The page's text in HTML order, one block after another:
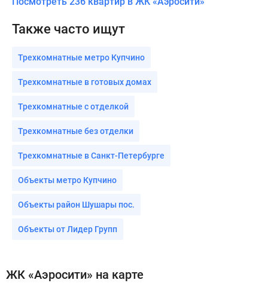
Также часто ищут
Трехкомнатные метро Купчино
Трехкомнатные в готовых домах
Трехкомнатные с отделкой
Трехкомнатные без отделки
Трехкомнатные в Санкт-Петербурге
Объекты метро Купчино
Объекты район Шушары пос.
Объекты от Лидер Групп
ЖК «Аэросити» на карте